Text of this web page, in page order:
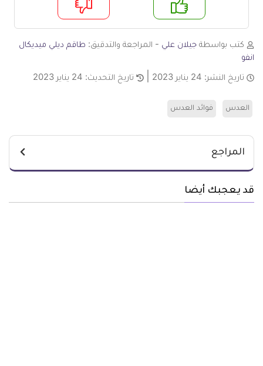
لا
كتب بواسطة جيلان علي - المراجعة والتدقيق: طاقم ديلي ميديكال
انفو
تاريخ النشر: 24 يناير 2023 تاريخ التحديث: 24 يناير 2023
العدس فوائد العدس
المراجع
قد يعجبك أيضا